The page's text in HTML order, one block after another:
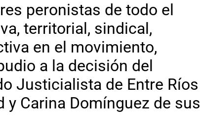
peronistas de todo el
territorial, sindical,
en el movimiento,
a la decisión del
Justicialista de Entre Ríos
y Carina Domínguez de sus